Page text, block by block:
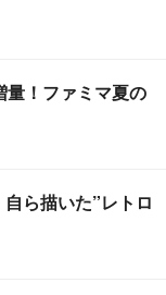
量！ファミマ夏の
ら描いた”レトロ